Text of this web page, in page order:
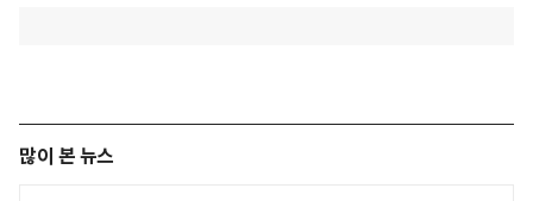
많이 본 뉴스